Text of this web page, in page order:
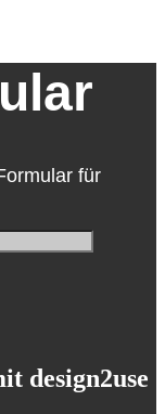
für
design2use